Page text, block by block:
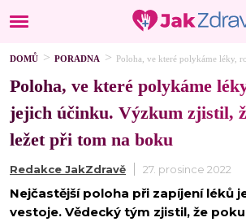
DOMŮ PORADNA Poloha, ve které polykáme léky,
Poloha, ve které polykáme
jejich účinku. Výzkum zjistil,
ležet při tom na boku
Redakce JakZdravě 27. prosince 2022
Nejčastější poloha při zapíjení léků
vestoje. Vědecký tým zjistil, že